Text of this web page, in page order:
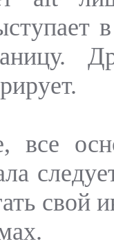
все
свой